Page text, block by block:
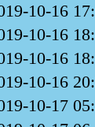
10-16
10-16
10-16
10-16
10-17